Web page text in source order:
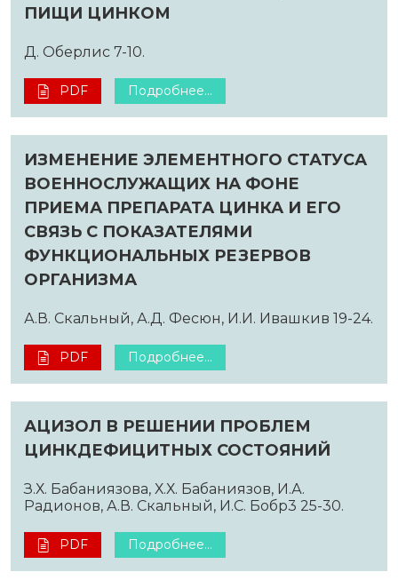
ПИЩИ ЦИНКОМ
Д. Оберлис 7-10.
PDF Подробнее...
ИЗМЕНЕНИЕ ЭЛЕМЕНТНОГО СТАТУСА
ВОЕННОСЛУЖАЩИХ НА ФОНЕ
ПРИЕМА ПРЕПАРАТА ЦИНКА И ЕГО
СВЯЗЬ С ПОКАЗАТЕЛЯМИ
ФУНКЦИОНАЛЬНЫХ РЕЗЕРВОВ
ОРГАНИЗМА
А.В. Скальный, А.Д. Фесюн, И.И. Ивашкив 19-24.
PDF Подробнее...
АЦИЗОЛ В РЕШЕНИИ ПРОБЛЕМ
ЦИНКДЕФИЦИТНЫХ СОСТОЯНИЙ
З.Х. Бабаниязова, Х.Х. Бабаниязов, И.А.
Радионов, А.В. Скальный, И.С. Бобр3 25-30.
PDF Подробнее...